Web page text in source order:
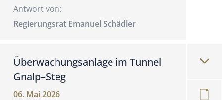
Antwort von:
Regierungsrat Emanuel Schädler
Überwachungsanlage im Tunnel
Gnalp–Steg
06. Mai 2026